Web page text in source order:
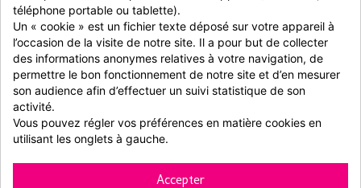
Barquette bateau bois 11.5cm x100
téléphone portable ou tablette).
Un « cookie » est un fichier texte déposé sur votre appareil à
l’occasion de la visite de notre site. Il a pour but de collecter
des informations anonymes relatives à votre navigation, de
permettre le bon fonctionnement de notre site et d’en mesurer
son audience afin d’effectuer un suivi statistique de son
activité.
Vous pouvez régler vos préférences en matière cookies en
utilisant les onglets à gauche.
Accepter